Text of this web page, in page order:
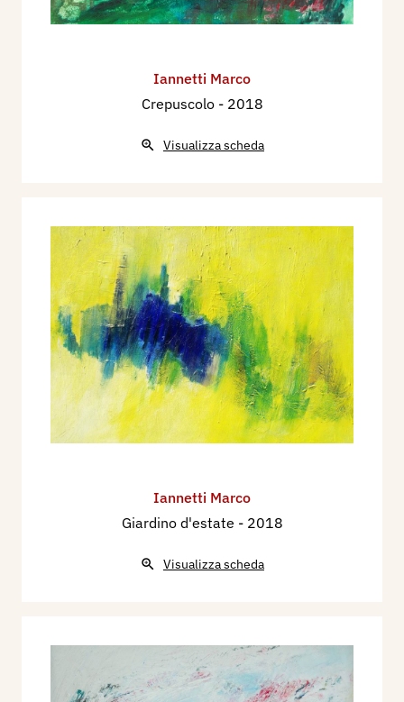
Iannetti Marco
Crepuscolo - 2018
Visualizza scheda
Iannetti Marco
Giardino d'estate - 2018
Visualizza scheda